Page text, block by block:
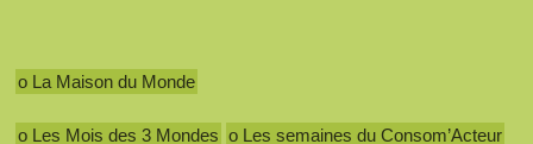
o La Maison du Monde
o Les Mois des 3 Mondes o Les semaines du Consom’Acteur